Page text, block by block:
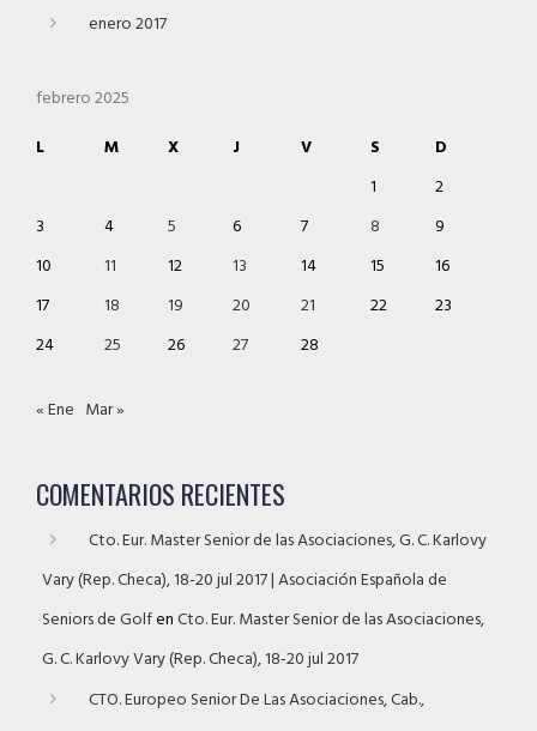
enero 2017
febrero 2025
L
M X J V S
D
1
2
3
4 5 6 7 8
9
10
11 12 13 14 15
16
17
18 19 20 21 22
23
24
25 26 27 28
« Ene Mar »
COMENTARIOS RECIENTES
Cto. Eur. Master Senior de las Asociaciones, G. C. Karlovy
Vary (Rep. Checa), 18-20 jul 2017 | Asociación Española de
Seniors de GolfenCto. Eur. Master Senior de las Asociaciones,
G. C. Karlovy Vary (Rep. Checa), 18-20 jul 2017
CTO. Europeo Senior De Las Asociaciones, Cab.,